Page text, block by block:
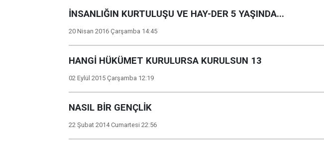
İNSANLIĞIN KURTULUŞU VE HAY-DER 5 YAŞINDA...
20 Nisan 2016 Çarşamba 14:45
HANGİ HÜKÜMET KURULURSA KURULSUN 13
02 Eylül 2015 Çarşamba 12:19
NASIL BİR GENÇLİK
22 Şubat 2014 Cumartesi 22:56